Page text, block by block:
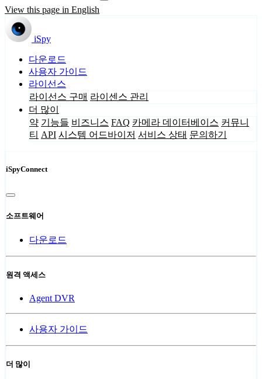
View this page in English
iSpy
다운로드
사용자 가이드
라이선스
라이선스 구매 라이센스 관리
더 많이
약 기능들 비즈니스 FAQ 카메라 데이터베이스 커뮤니
티 API 시스템 어드바이저 서비스 상태 문의하기
iSpyConnect
소프트웨어
다운로드
원격 액세스
Agent DVR
사용자 가이드
더 많이